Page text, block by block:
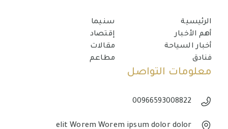
الرئيسية
أهم الأخبار
أخبار السياحة
فنادق
سنيما
إقتصاد
مقالات
مطاعم
معلومات التواصل
00966593008822
elit Worem Worem ipsum dolor dolor